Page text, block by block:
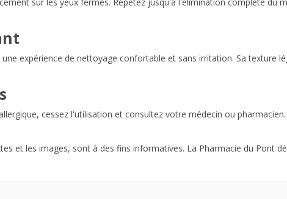
expérience de nettoyage confortable et sans irritation. Sa texture
cessez l'utilisation et consultez votre médecin ou
et les images, sont à des fins informatives. La Pharmacie du Pont